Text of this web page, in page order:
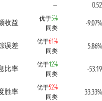
—
0.52
收益
优于5%
同类
-9.07%
误差 优于61%
同类
5.86%
比率 优于12%
同类
-53.19
胜率 优于52%
同类
33.33%